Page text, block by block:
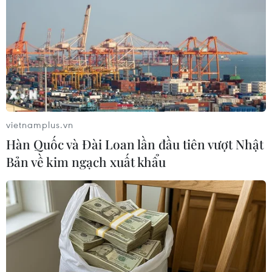
đóng cửa trong suốt thời gian diễn ra cuộc
chiến. Điều này dẫn đến những biến động lớn
về giá dầu.
Cơ sở dự trữ khí đốt tự nhiên tại Zsana, Hungary. (Ảnh:
THX/TTXVN)
vietnamplus.vn
Hàn Quốc và Đài Loan lần đầu tiên vượt Nhật
Bản về kim ngạch xuất khẩu